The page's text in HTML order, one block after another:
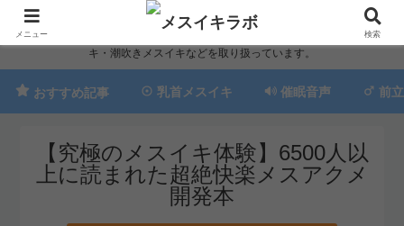
累計20,000部超えの圧倒的人気No.1乳首メスイキ開発本を作った経験者が、簡
単にできるメスイキ開発法を教えます。催眠音声でのメスイキ・ちんぽメスイ
キ・潮吹きメスイキなどを取り扱っています。
おすすめ記事 乳首メスイキ 催眠音声 前
【究極のメスイキ体験】6500人以
上に読まれた超絶快楽メスアクメ
開発本
メニュー 検索